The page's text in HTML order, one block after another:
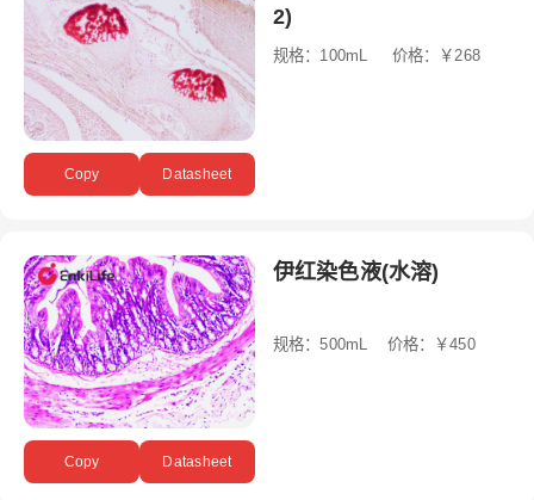
Copy Datasheet
2)
规格：100mL 价格：￥268
Copy Datasheet
伊红染色液(水溶)
规格：500mL 价格：￥450